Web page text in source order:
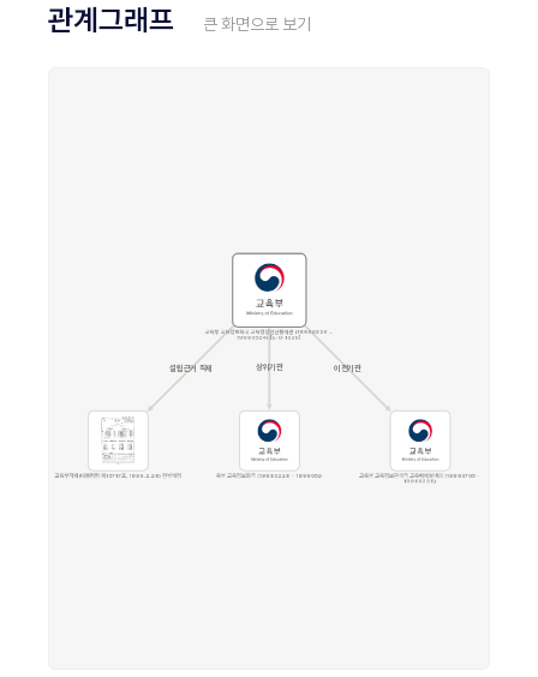
관계그래프 큰 화면으로 보기